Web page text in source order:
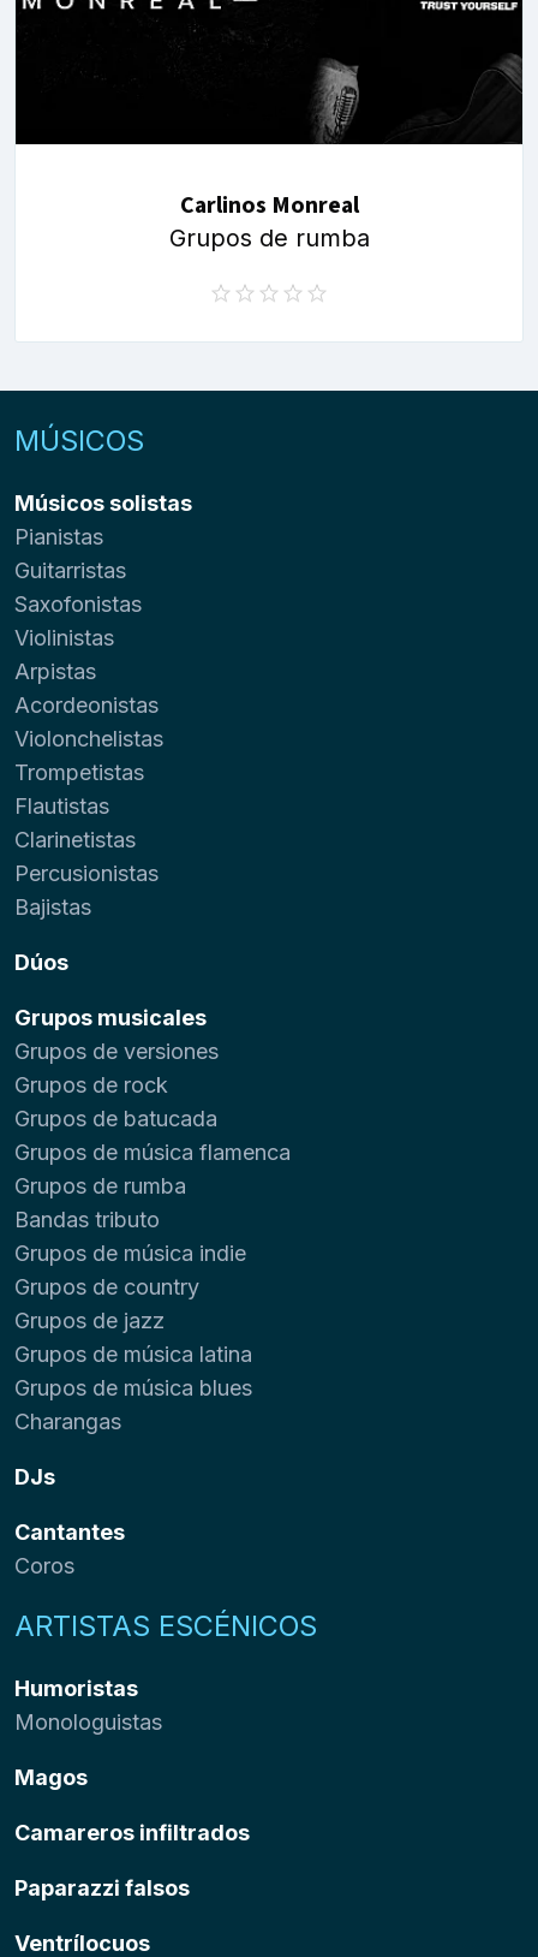
Carlinos Monreal
Grupos de rumba
MÚSICOS
Músicos solistas
Pianistas
Guitarristas
Saxofonistas
Violinistas
Arpistas
Acordeonistas
Violonchelistas
Trompetistas
Flautistas
Clarinetistas
Percusionistas
Bajistas
Dúos
Grupos musicales
Grupos de versiones
Grupos de rock
Grupos de batucada
Grupos de música flamenca
Grupos de rumba
Bandas tributo
Grupos de música indie
Grupos de country
Grupos de jazz
Grupos de música latina
Grupos de música blues
Charangas
DJs
Cantantes
Coros
ARTISTAS ESCÉNICOS
Humoristas
Monologuistas
Magos
Camareros infiltrados
Paparazzi falsos
Ventrílocuos